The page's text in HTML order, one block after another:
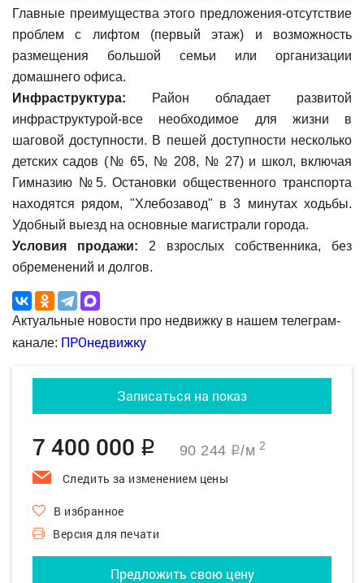
Главные преимущества этого предложения-отсутствие
проблем с лифтом (первый этаж) и возможность
размещения большой семьи или организации
домашнего офиса.
Инфраструктура: Район обладает развитой
инфраструктурой-все необходимое для жизни в
шаговой доступности. В пешей доступности несколько
детских садов (№ 65, № 208, № 27) и школ, включая
Гимназию №5. Остановки общественного транспорта
находятся рядом, "Хлебозавод" в 3 минутах ходьбы.
Удобный выезд на основные магистрали города.
Условия продажи: 2 взрослых собственника, без
обременений и долгов.
Актуальные новости про недвижку в нашем телеграм-
канале: ПРОнедвижку
Записаться на показ
7 400 000 q 90 244 q/м2
Следить за изменением цены
В избранное
Версия для печати
Предложить свою цену